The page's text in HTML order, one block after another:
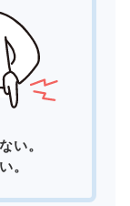
い。
。